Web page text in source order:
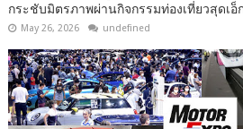
กระชับมิตรภาพผ่านกิจกรรมท่องเที่ยวสุดเ
May 26, 2026 undefined